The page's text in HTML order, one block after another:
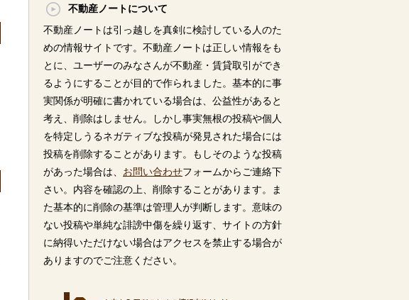
不動産ノートについて
不動産ノートは引っ越しを真剣に検討している人のた
めの情報サイトです。不動産ノートは正しい情報をも
とに、ユーザーのみなさんが不動産・賃貸取引ができ
るようにすることが目的で作られました。基本的に事
実関係が明確に書かれている場合は、公益性があると
考え、削除はしません。しかし事実無根の投稿や個人
を特定しうるネガティブな投稿が発見された場合には
投稿を削除することがあります。もしそのような投稿
があった場合は、 お問い合わせフォームからご連絡下
さい。内容を確認の上、削除することがあります。ま
た基本的に削除の基準は管理人が判断します。意味の
ない投稿や単純な誹謗中傷を繰り返す、サイトの方針
に納得いただけない場合はアクセスを禁止する場合が
ありますのでご注意ください。